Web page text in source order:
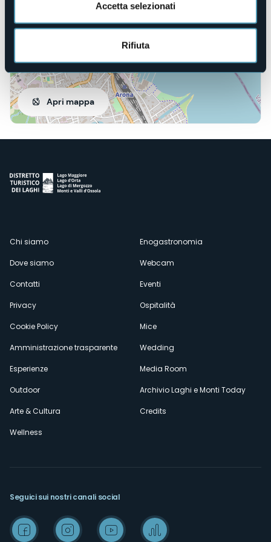
Accetta selezionati
Rifiuta
Apri mappa
Menù
secondario
Chi siamo
Dove siamo
Contatti
Privacy
Cookie Policy
Amministrazione trasparente
Esperienze
Outdoor
Arte & Cultura
Wellness
Enogastronomia
Webcam
Eventi
Ospitalità
Mice
Wedding
Media Room
Archivio Laghi e Monti Today
Credits
Seguici sui nostri canali social